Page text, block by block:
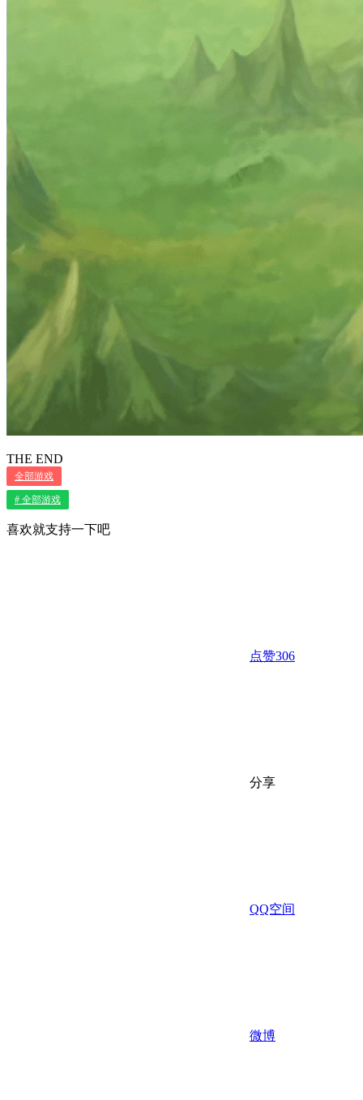
THE END
全部游戏
# 全部游戏
喜欢就支持一下吧
点赞306
分享
QQ空间
微博